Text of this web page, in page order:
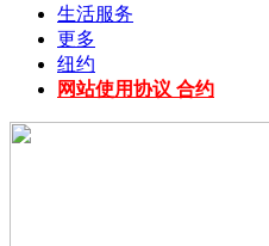
生活服务
更多
纽约
网站使用协议 合约